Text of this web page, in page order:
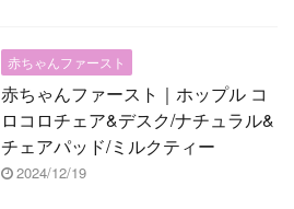
赤ちゃんファースト
赤ちゃんファースト｜ホップル コ
ロコロチェア&デスク/ナチュラル&
チェアパッド/ミルクティー
2024/12/19